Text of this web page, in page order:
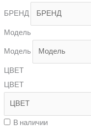
БРЕНД
Модель
Модель
ЦВЕТ
ЦВЕТ
В наличии